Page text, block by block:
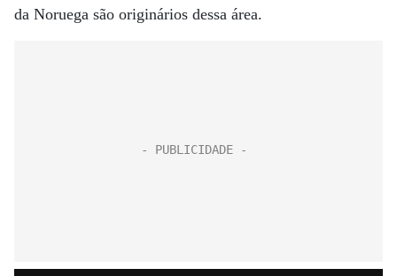
da Noruega são originários dessa área.